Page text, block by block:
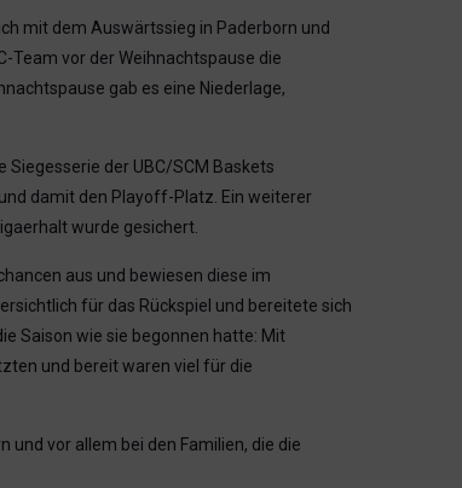
mit dem Auswärtssieg in Paderborn und
Team vor der Weihnachtspause die
gab es eine Niederlage,
Siegesserie der UBC/SCM Baskets
damit den Playoff-Platz. Ein weiterer
wurde gesichert.
aus und bewiesen diese im
für das Rückspiel und bereitete sich
Saison wie sie begonnen hatte: Mit
und bereit waren viel für die
und vor allem bei den Familien, die die